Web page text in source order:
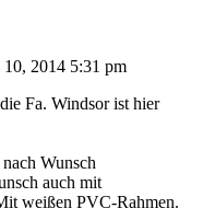
2014 5:31 pm
Fa. Windsor ist hier
Wunsch
auch mit
weißen PVC-Rahmen.